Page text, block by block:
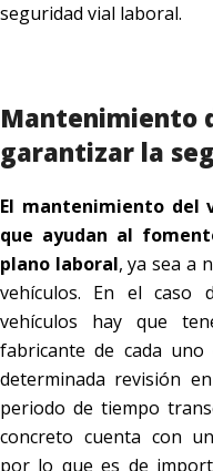
seguridad vial laboral.
Mantenimiento
garantizar la
El mantenimiento del
que ayudan al
plano laboral, ya sea a
vehículos. En el caso
vehículos hay que
fabricante de cada
determinada revisión
periodo de tiempo
concreto cuenta con
por lo que es de